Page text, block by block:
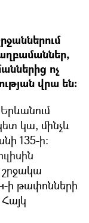
ոչ
վրա են։
Երևանում
կա, մինչև
135-ի։
ի թափոնների